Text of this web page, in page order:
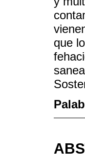
que